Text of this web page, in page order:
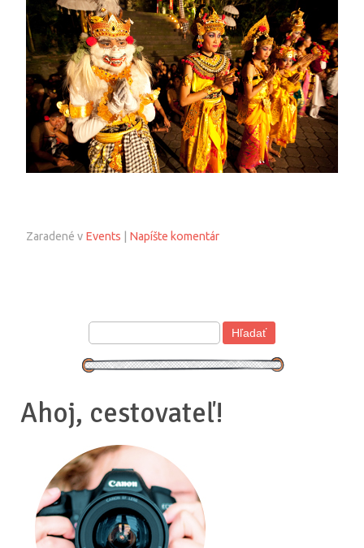
Zaradené v Events Napíšte komentár
Ahoj, cestovateľ!